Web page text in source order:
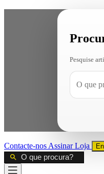
Pesquise
Contacte-nos AssinarLoja